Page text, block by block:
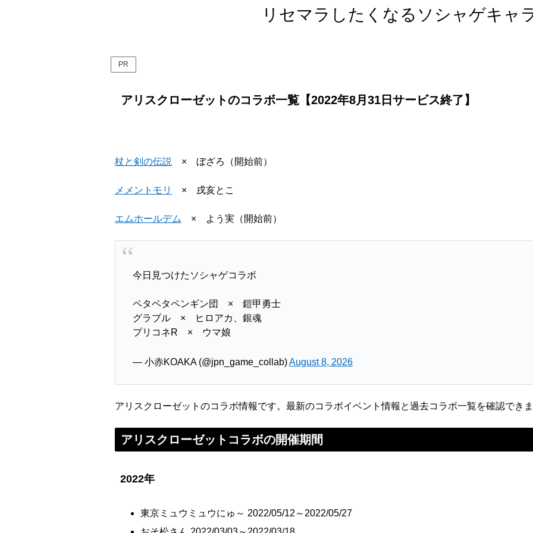
リセマラしたくなるソシャゲキャ
PR
アリスクローゼットのコラボ一覧【2022年8月31日サービス終了】
杖と剣の伝説 × ぼざろ（開始前）
メメントモリ × 戌亥とこ
エムホールデム × よう実（開始前）
今日見つけたソシャゲコラボ
ペタペタペンギン団 × 鎧甲勇士
グラブル × ヒロアカ、銀魂
プリコネR × ウマ娘
— 小赤KOAKA (@jpn_game_collab)August 8, 2026
アリスクローゼットのコラボ情報です。最新のコラボイベント情報と過去コラボ一覧を確認でき
アリスクローゼットコラボの開催期間
2022年
東京ミュウミュウにゅ～ 2022/05/12～2022/05/27